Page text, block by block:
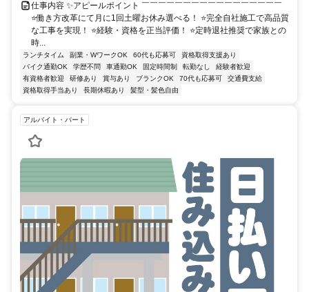
仕事内容 ✨アピールポイント ￣￣￣￣￣￣￣￣￣￣￣￣￣￣￣￣￣
⭐働き方改革にて月に1回土曜お休み選べる！ ⭐完全自社施工で高品質
な工事を実現！ ⭐経験・資格を正当評価！ ⭐定時退社推奨で家族との
時...
ランチタイム 副業・WワークOK 60代も応募可
資格取得支援あり
バイク通勤OK
学歴不問 車通勤OK 固定時間制 転勤なし
経験者歓迎
有資格者歓迎
研修あり 賞与あり ブランクOK 70代も応募可
交通費支給
資格取得手当あり
長期休暇あり 髪型・髪色自由
アルバイト・パート